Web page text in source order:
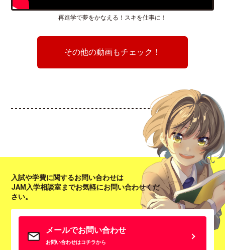
再進学で夢をかなえる！スキを仕事に！
その他の動画もチェック！
入試や学費に関するお問い合わせは
JAM入学相談室までお気軽にお問い合わせくだ
さい。
メールでお問い合わせ
お問い合わせはコチラから